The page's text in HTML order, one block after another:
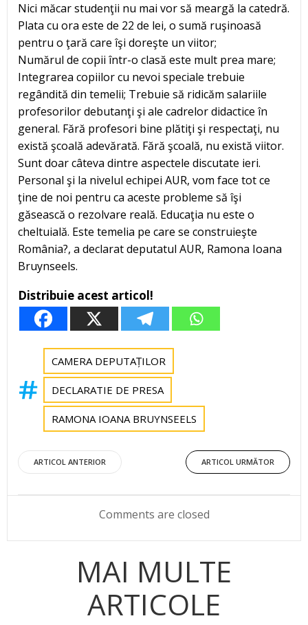
Nici măcar studenţii nu mai vor să meargă la catedră.
Plata cu ora este de 22 de lei, o sumă ruşinoasă
pentru o ţară care îşi doreşte un viitor;
Numărul de copii într-o clasă este mult prea mare;
Integrarea copiilor cu nevoi speciale trebuie
regândită din temelii; Trebuie să ridicăm salariile
profesorilor debutanţi şi ale cadrelor didactice în
general. Fără profesori bine plătiţi şi respectaţi, nu
există şcoală adevărată. Fără şcoală, nu există viitor.
Sunt doar câteva dintre aspectele discutate ieri.
Personal şi la nivelul echipei AUR, vom face tot ce
ţine de noi pentru ca aceste probleme să îşi
găsească o rezolvare reală. Educaţia nu este o
cheltuială. Este temelia pe care se construieşte
România?, a declarat deputatul AUR, Ramona Ioana
Bruynseels.
Distribuie acest articol!
CAMERA DEPUTAȚILOR
DECLARATIE DE PRESA
RAMONA IOANA BRUYNSEELS
Post
navigation
ARTICOL ANTERIOR
Post
navigation
ARTICOL URMĂTOR
Comments are closed
MAI MULTE
ARTICOLE